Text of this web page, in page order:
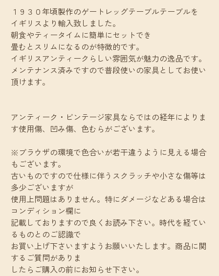
１９３０年頃製作のゲートレッグテーブルテーブルを
イギリスより輸入致しました。
朝食やティータイムに簡単にセットでき
畳むとスリムになるのが特徴的です。
イギリスアンティークらしい雰囲気が魅力の逸品です。
メンテナンス済みですので普段使いの家具としてお使い
頂けます。
アンティーク・ビンテージ家具ならではの経年によりま
す使用傷、凹み傷、色むらがございます。
※ブラウザの環境で色合いが若干違うように見える場合
もございます。
古いものですので仕様に伴うスクラッチや小さな傷等は
多少ございますが
使用上問題はありません。特にダメージなどある場合は
コンディション欄に
記載しておりますので良くお読み下さい。時代を経てい
るものとのご認識で
お買い上げ下さいますようお願いいたします。商品に関
するご質問がありま
したらご購入の前にお知らせ下さい。